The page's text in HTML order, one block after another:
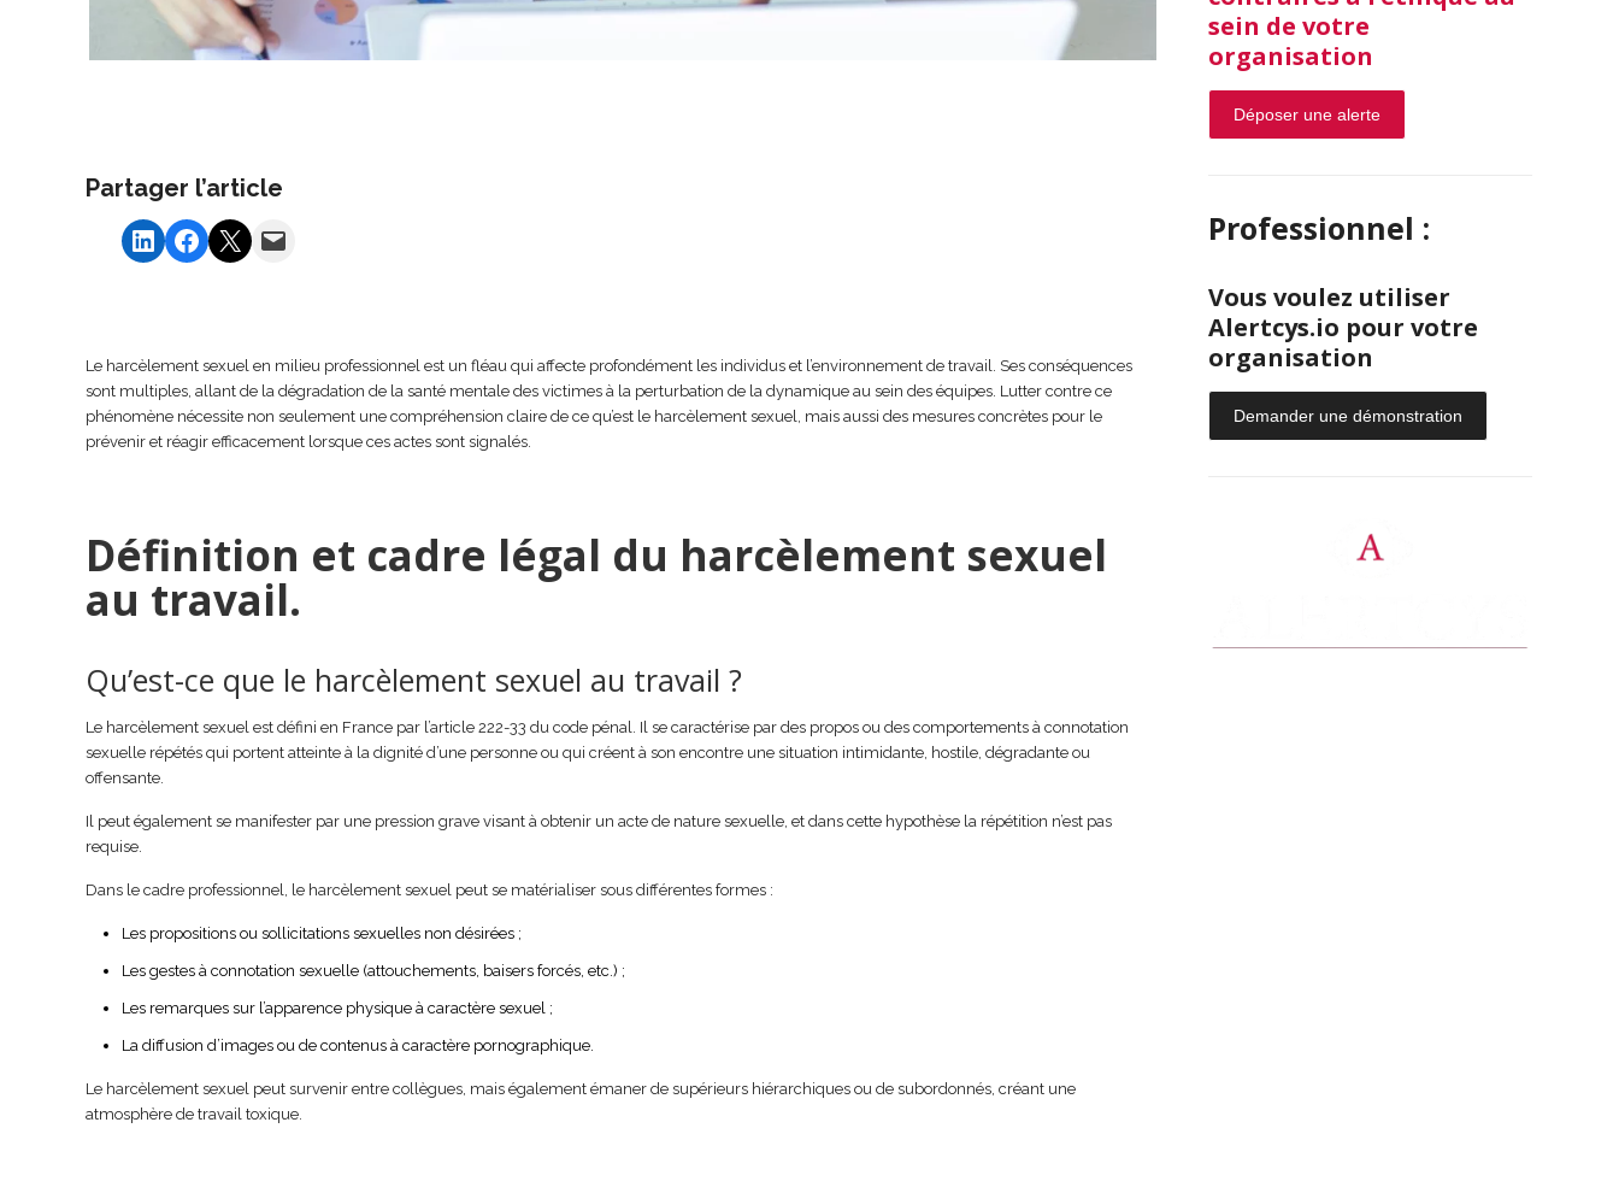
Partager l’article
Share on LinkedIn
Share on Facebook
Share on X Email this Page
Le harcèlement sexuel en milieu professionnel est un fléau qui affecte profondément les individus et l’environnement de travail. Ses conséquences
sont multiples, allant de la dégradation de la santé mentale des victimes à la perturbation de la dynamique au sein des équipes. Lutter contre ce
phénomène nécessite non seulement une compréhension claire de ce qu’est le harcèlement sexuel, mais aussi des mesures concrètes pour le
prévenir et réagir efficacement lorsque ces actes sont signalés.
Définition et cadre légal du harcèlement sexuel
au travail.
Qu’est-ce que le harcèlement sexuel au travail ?
Le harcèlement sexuel est défini en France par l’article 222-33 du code pénal. Il se caractérise par des propos ou des comportements à connotation
sexuelle répétés qui portent atteinte à la dignité d’une personne ou qui créent à son encontre une situation intimidante, hostile, dégradante ou
offensante.
Il peut également se manifester par une pression grave visant à obtenir un acte de nature sexuelle, et dans cette hypothèse la répétition n’est pas
requise.
Dans le cadre professionnel, le harcèlement sexuel peut se matérialiser sous différentes formes :
Les propositions ou sollicitations sexuelles non désirées ;
Les gestes à connotation sexuelle (attouchements, baisers forcés, etc.) ;
Les remarques sur l’apparence physique à caractère sexuel ;
La diffusion d’images ou de contenus à caractère pornographique.
Le harcèlement sexuel peut survenir entre collègues, mais également émaner de supérieurs hiérarchiques ou de subordonnés, créant une
atmosphère de travail toxique.
sein de votre
organisation
Déposer une alerte
Professionnel :
Vous voulez utiliser
Alertcys.io pour votre
organisation
Demander une démonstration